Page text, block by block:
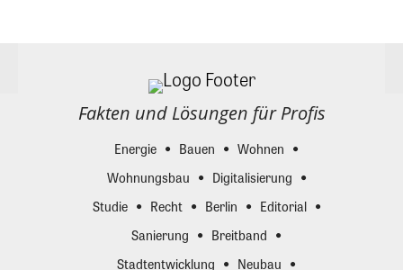
Fakten und Lösungen für Profis
Energie Bauen
Wohnen
Wohnungsbau
Digitalisierung
Studie
Recht Berlin
Editorial
Sanierung
Breitband
Stadtentwicklung
Neubau